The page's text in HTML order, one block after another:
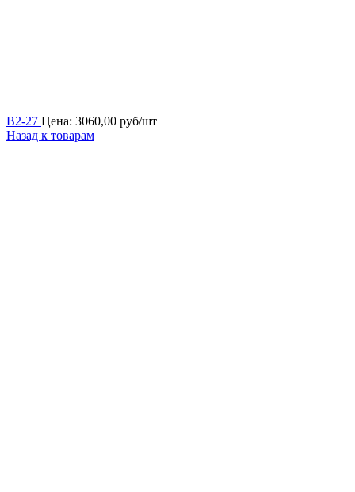
В2-27 Цена: 3060,00 руб/шт
Назад к товарам